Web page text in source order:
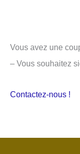
Vous avez une
– Vous souhaitez
Contactez-nous !